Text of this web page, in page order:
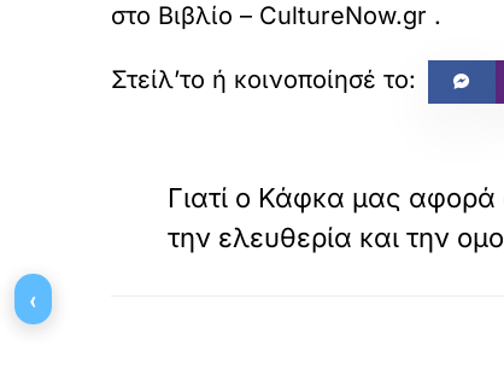
στο Βιβλίο – CultureNow.gr .
Γιατί ο Κάφκα μας αφορά
την ελευθερία και την
‹